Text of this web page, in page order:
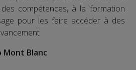
compétences, à la formation
pour les faire accéder à des
Mont Blanc